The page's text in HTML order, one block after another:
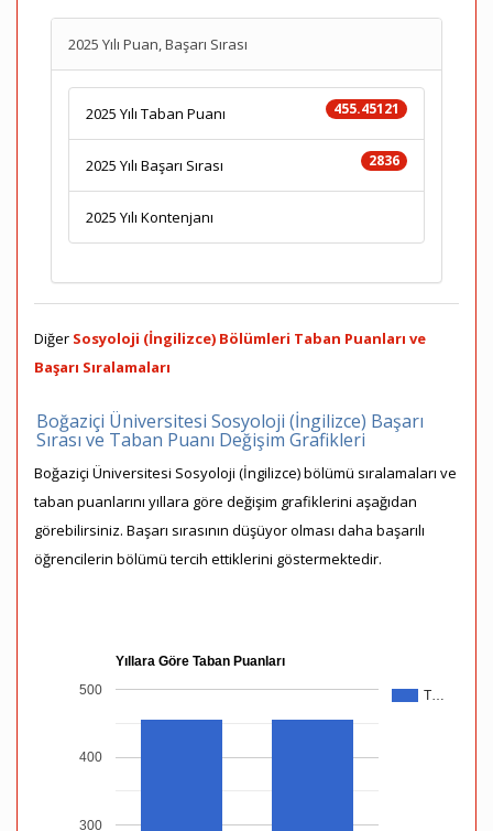
2025 Yılı Puan, Başarı Sırası
455.45121
2025 Yılı Taban Puanı
2836
2025 Yılı Başarı Sırası
2025 Yılı Kontenjanı
Diğer Sosyoloji (İngilizce) Bölümleri Taban Puanları ve
Başarı Sıralamaları
Boğaziçi Üniversitesi Sosyoloji (İngilizce) Başarı
Sırası ve Taban Puanı Değişim Grafikleri
Boğaziçi Üniversitesi Sosyoloji (İngilizce) bölümü sıralamaları ve
taban puanlarını yıllara göre değişim grafiklerini aşağıdan
görebilirsiniz. Başarı sırasının düşüyor olması daha başarılı
öğrencilerin bölümü tercih ettiklerini göstermektedir.
Yıllara Göre Taban Puanları
T…
300
400
500